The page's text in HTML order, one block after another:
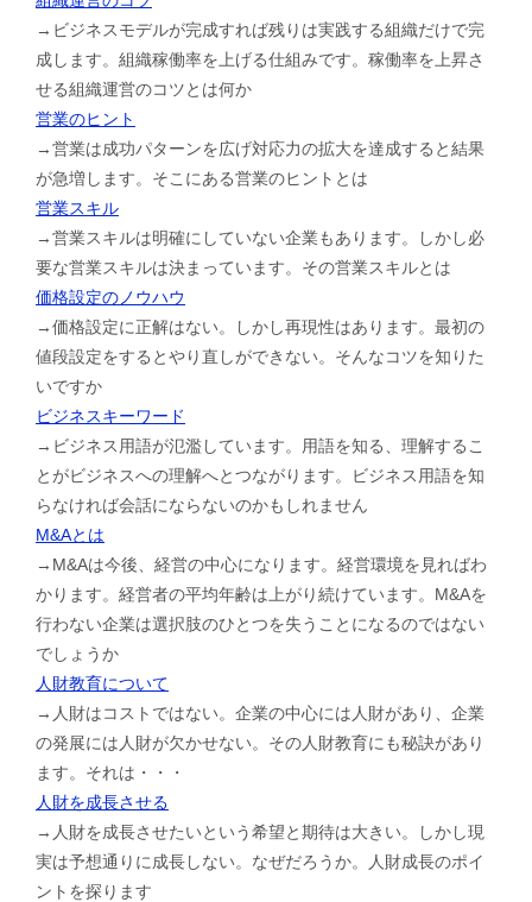
→ビジネスモデルが完成すれば残りは実践する組織だけで完
成します。組織稼働率を上げる仕組みです。稼働率を上昇さ
せる組織運営のコツとは何か
営業のヒント
→営業は成功パターンを広げ対応力の拡大を達成すると結果
が急増します。そこにある営業のヒントとは
営業スキル
→営業スキルは明確にしていない企業もあります。しかし必
要な営業スキルは決まっています。その営業スキルとは
価格設定のノウハウ
→価格設定に正解はない。しかし再現性はあります。最初の
値段設定をするとやり直しができない。そんなコツを知りた
いですか
ビジネスキーワード
→ビジネス用語が氾濫しています。用語を知る、理解するこ
とがビジネスへの理解へとつながります。ビジネス用語を知
らなければ会話にならないのかもしれません
M&Aとは
→M&Aは今後、経営の中心になります。経営環境を見ればわ
かります。経営者の平均年齢は上がり続けています。M&Aを
行わない企業は選択肢のひとつを失うことになるのではない
でしょうか
人財教育について
→人財はコストではない。企業の中心には人財があり、企業
の発展には人財が欠かせない。その人財教育にも秘訣があり
ます。それは・・・
人財を成長させる
→人財を成長させたいという希望と期待は大きい。しかし現
実は予想通りに成長しない。なぜだろうか。人財成長のポイ
ントを探ります